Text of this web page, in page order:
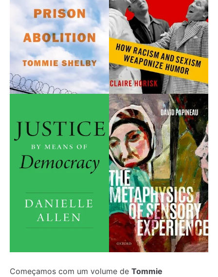
Começamos com um volume de Tommie